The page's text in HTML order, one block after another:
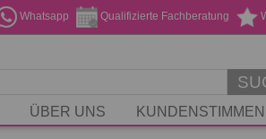
Qualifizierte Fachberatung
Whatsapp
ÜBER UNS KUNDENSTIMMEN